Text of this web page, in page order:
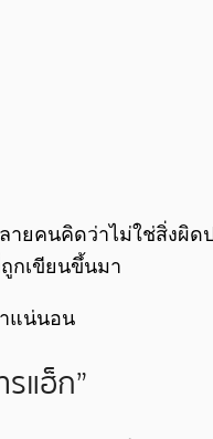
ยคนคิดว่าไม่ใช่สิ่งผิ
กเขียนขึ้นมา
แน่นอน
แฮ็ก”